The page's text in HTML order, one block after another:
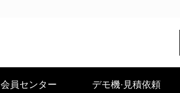
会員センター デモ機·見積依頼